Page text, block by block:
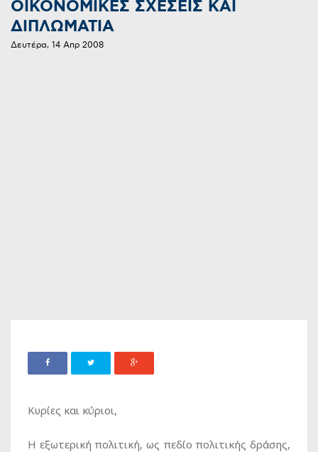
ΟΙΚΟΝΟΜΙΚΕΣ ΣΧΕΣΕΙΣ ΚΑΙ
ΔΙΠΛΩΜΑΤΙΑ
Δευτέρα, 14 Απρ 2008
Κυρίες και κύριοι,
Η εξωτερική πολιτική, ως πεδίο πολιτικής δράσης,